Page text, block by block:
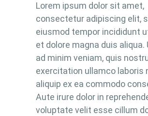
Lorem ipsum dolor sit amet,
consectetur adipiscing elit,
eiusmod tempor incididunt
et dolore magna duis aliqua.
ad minim veniam, quis
exercitation ullamco laboris
aliquip ex ea commodo
Aute irure dolor in
voluptate velit esse cillum